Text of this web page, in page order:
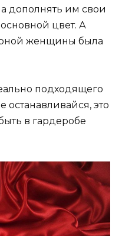
дополнять им свои
цвет. А
женщины была
подходящего
останавливайся, это
в гардеробе